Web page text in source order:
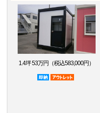
1.4坪 53万円（税込583,000円）
即納品